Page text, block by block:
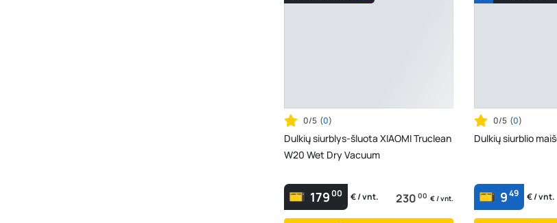
0/5 (0)
Dulkių siurblys-šluota XIAOMI Truclean
W20 Wet Dry Vacuum
17900 € / vnt. 230 00 € / vnt.
0/5 (0)
Dulkių siurblio
949 € / vnt.